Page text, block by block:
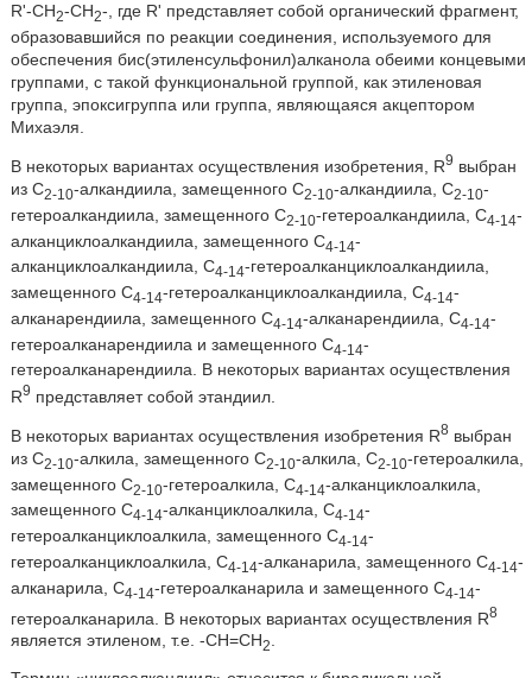
R'-CH2-CH2-, где R' представляет собой органический фрагмент,
образовавшийся по реакции соединения, используемого для
обеспечения бис(этиленсульфонил)алканола обеими концевыми
группами, с такой функциональной группой, как этиленовая
группа, эпоксигруппа или группа, являющаяся акцептором
Михаэля.
В некоторых вариантах осуществления изобретения, R9 выбран
из C2-10-алкандиила, замещенного C2-10-алкандиила, C2-10-
гетероалкандиила, замещенного C2-10-гетероалкандиила, C4-14-
алканциклоалкандиила, замещенного C4-14-
алканциклоалкандиила, C4-14-гетероалканциклоалкандиила,
замещенного C4-14-гетероалканциклоалкандиила, C4-14-
алканарендиила, замещенного C4-14-алканарендиила, C4-14-
гетероалканарендиила и замещенного C4-14-
гетероалканарендиила. В некоторых вариантах осуществления
R9 представляет собой этандиил.
В некоторых вариантах осуществления изобретения R8выбран
из C2-10-алкила, замещенного C2-10-алкила, C2-10-гетероалкила,
замещенного C2-10-гетероалкила, C4-14-алканциклоалкила,
замещенного C4-14-алканциклоалкила, C4-14-
гетероалканциклоалкила, замещенного C4-14-
гетероалканциклоалкила, C4-14-алканарила, замещенного C4-14-
алканарила, C4-14-гетероалканарила и замещенного C4-14-
гетероалканарила. В некоторых вариантах осуществления R8
является этиленом, т.е. -CH=CH2.